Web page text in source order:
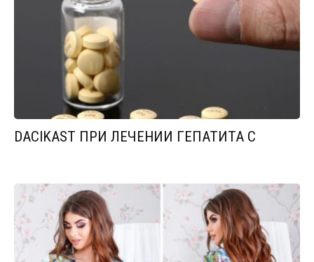
DACIKAST ПРИ ЛЕЧЕНИИ ГЕПАТИТА С